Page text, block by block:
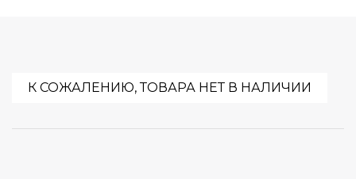
К СОЖАЛЕНИЮ, ТОВАРА НЕТ В НАЛИЧИИ